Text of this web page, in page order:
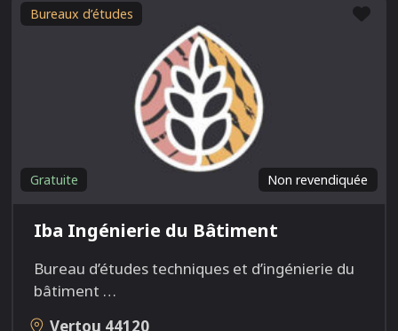
Bureaux d’études
Non revendiquée
Gratuite
Iba Ingénierie du Bâtiment
Bureau d’études techniques et d’ingénierie du
bâtiment …
Vertou 44120